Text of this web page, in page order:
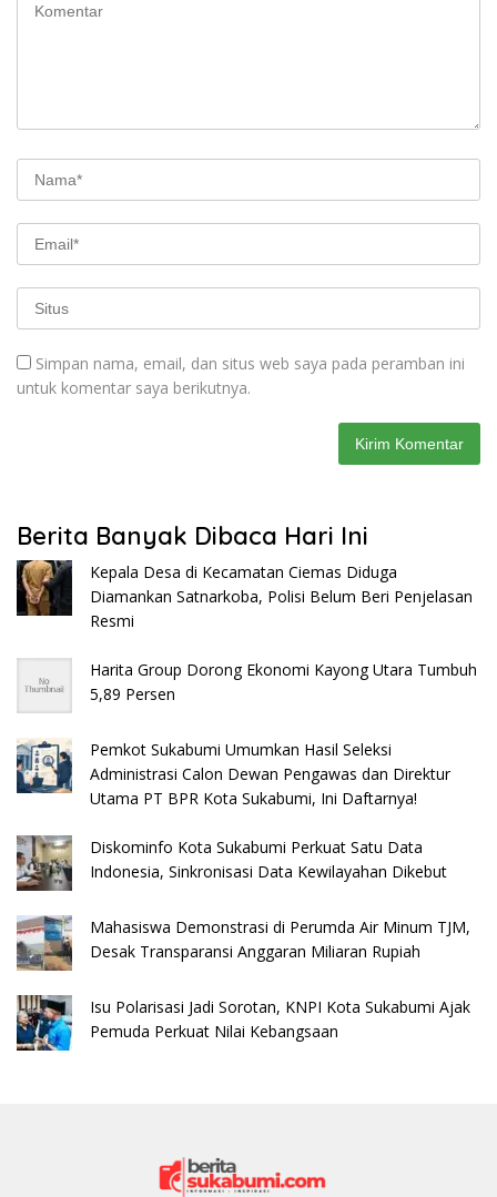
Simpan nama, email, dan situs web saya pada peramban ini
untuk komentar saya berikutnya.
Berita Banyak Dibaca Hari Ini
Kepala Desa di Kecamatan Ciemas Diduga
Diamankan Satnarkoba, Polisi Belum Beri Penjelasan
Resmi
Harita Group Dorong Ekonomi Kayong Utara Tumbuh
5,89 Persen
Pemkot Sukabumi Umumkan Hasil Seleksi
Administrasi Calon Dewan Pengawas dan Direktur
Utama PT BPR Kota Sukabumi, Ini Daftarnya!
Diskominfo Kota Sukabumi Perkuat Satu Data
Indonesia, Sinkronisasi Data Kewilayahan Dikebut
Mahasiswa Demonstrasi di Perumda Air Minum TJM,
Desak Transparansi Anggaran Miliaran Rupiah
Isu Polarisasi Jadi Sorotan, KNPI Kota Sukabumi Ajak
Pemuda Perkuat Nilai Kebangsaan